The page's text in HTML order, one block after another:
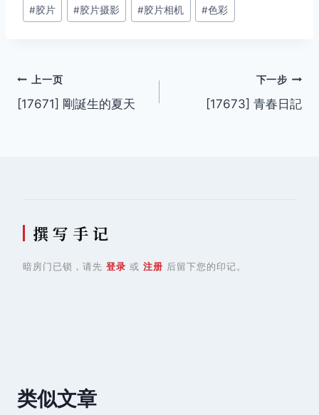
标
#胶片 #胶片摄影 #胶片相机 #色彩
文
章
上一页
[17671] 剛誕生的夏天
下一步
[17673] 青春日記
撰 写 手 记
暗房门已锁，请先 登录 或 注册 后留下您的印记。
类似文章